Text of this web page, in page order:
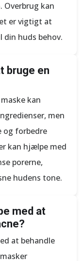
Overbrug kan
er vigtigt at
huds behov.
bruge en
kan
men
og forbedre
kan hjælpe med
porerne,
hudens tone.
med at
at behandle